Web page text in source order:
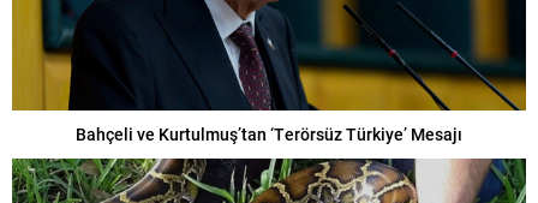
Bahçeli ve Kurtulmuş’tan ‘Terörsüz Türkiye’ Mesajı